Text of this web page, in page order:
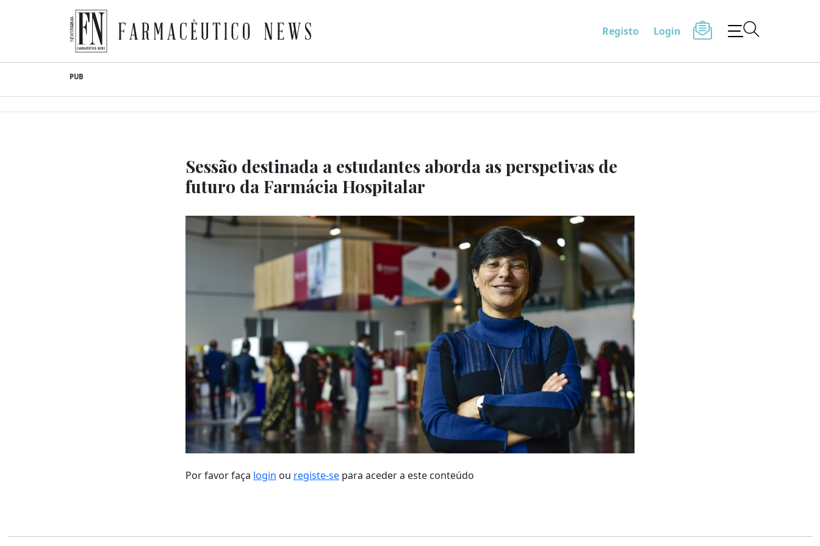
content
Farmacêutico News Registo Login
PUB
Sessão destinada a estudantes aborda as perspetivas de
futuro da Farmácia Hospitalar
Por favor faça login ou registe-se para aceder a este conteúdo